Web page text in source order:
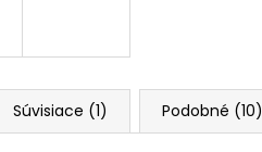
Súvisiace (1) Podobné (10)